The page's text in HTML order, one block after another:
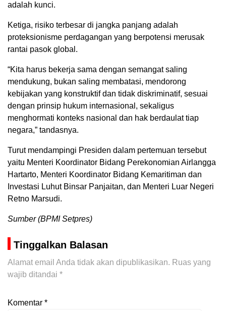
adalah kunci.
Ketiga, risiko terbesar di jangka panjang adalah
proteksionisme perdagangan yang berpotensi merusak
rantai pasok global.
“Kita harus bekerja sama dengan semangat saling
mendukung, bukan saling membatasi, mendorong
kebijakan yang konstruktif dan tidak diskriminatif, sesuai
dengan prinsip hukum internasional, sekaligus
menghormati konteks nasional dan hak berdaulat tiap
negara,” tandasnya.
Turut mendampingi Presiden dalam pertemuan tersebut
yaitu Menteri Koordinator Bidang Perekonomian Airlangga
Hartarto, Menteri Koordinator Bidang Kemaritiman dan
Investasi Luhut Binsar Panjaitan, dan Menteri Luar Negeri
Retno Marsudi.
Sumber (BPMI Setpres)
Tinggalkan Balasan
Alamat email Anda tidak akan dipublikasikan. Ruas yang
wajib ditandai *
Komentar *